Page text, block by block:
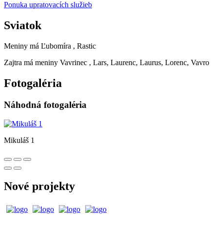
Ponuka upratovacích služieb
Sviatok
Meniny má Ľubomíra , Rastic
Zajtra má meniny Vavrinec , Lars, Laurenc, Laurus, Lorenc, Vavro
Fotogaléria
Náhodná fotogaléria
Mikuláš 1
Nové projekty